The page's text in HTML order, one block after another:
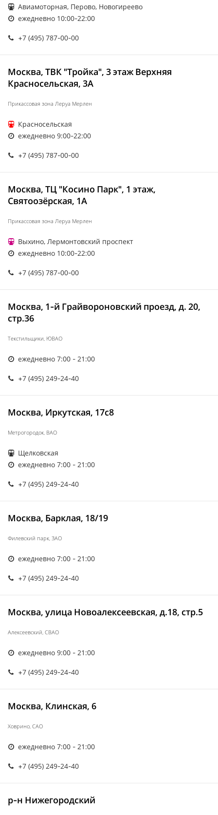
Авиамоторная, Перово, Новогиреево
ежедневно 10:00-22:00
+7 (495) 787-00-00
Москва, ТВК "Тройка", 3 этаж Верхняя
Красносельская, 3А
Прикассовая зона Леруа Мерлен
Красносельская
ежедневно 9:00-22:00
+7 (495) 787-00-00
Москва, ТЦ "Косино Парк", 1 этаж,
Святоозёрская, 1А
Прикассовая зона Леруа Мерлен
Выхино, Лермонтовский проспект
ежедневно 10:00-22:00
+7 (495) 787-00-00
Москва, 1-й Грайвороновский проезд, д. 20,
стр.36
Текстильщики, ЮВАО
ежедневно 7:00 - 21:00
+7 (495) 249-24-40
Москва, Иркутская, 17с8
Метрогородок, ВАО
Щелковская
ежедневно 7:00 - 21:00
+7 (495) 249-24-40
Москва, Барклая, 18/19
Филевский парк, ЗАО
ежедневно 7:00 - 21:00
+7 (495) 249-24-40
Москва, улица Новоалексеевская, д.18, стр.5
Алексеевский, СВАО
ежедневно 9:00 - 21:00
+7 (495) 249-24-40
Москва, Клинская, 6
Ховрино, САО
ежедневно 7:00 - 21:00
+7 (495) 249-24-40
р-н Нижегородский